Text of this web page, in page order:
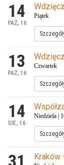
14
PAŹ, 16
Piątek
13
PAŹ, 16
Czwartek
14
SIE, 16
Niedziela |
31 Kraków